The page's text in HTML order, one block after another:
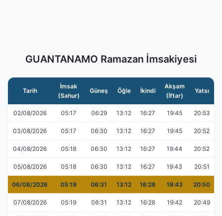
GUANTANAMO Ramazan İmsakiyesi
Tarih
İmsak
(Sahur)
Güneş Öğle İkindi
Akşam
(İftar)
Yatsı
02/08/2026 05:17 06:29 13:12 16:27 19:45 20:53
03/08/2026 05:17 06:30 13:12 16:27 19:45 20:52
04/08/2026 05:18 06:30 13:12 16:27 19:44 20:52
05/08/2026 05:18 06:30 13:12 16:27 19:43 20:51
06/08/2026 05:19 06:31 13:12 16:28 19:43 20:50
07/08/2026 05:19 06:31 13:12 16:28 19:42 20:49